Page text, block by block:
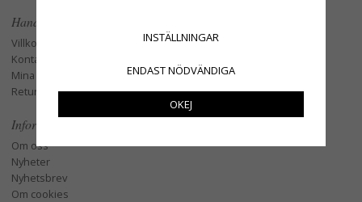
Handla
Villkor
Kontakta oss
Mina favoriter
Retur och Reklamation
Information
Om oss
Nyheter
Nyhetsbrev
Om cookies
INSTÄLLNINGAR
ENDAST NÖDVÄNDIGA
OKEJ